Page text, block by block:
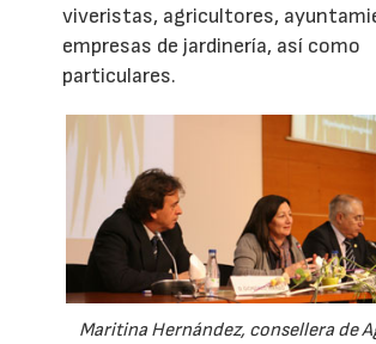
viveristas, agricultores,
empresas de jardinería, así como
particulares.
Maritina Hernández, consellera de